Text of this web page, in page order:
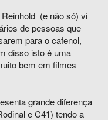
(e não só) vi
de pessoas que
para o cafenol,
disso isto é uma
bem em filmes
grande diferença
e C41) tendo a